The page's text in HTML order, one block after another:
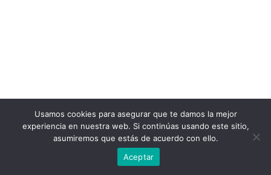
Usamos cookies para asegurar que te damos la mejor
experiencia en nuestra web. Si continúas usando este sitio,
asumiremos que estás de acuerdo con ello.
Aceptar